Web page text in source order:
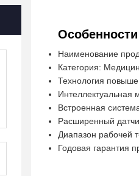
Наименование
Категория:
Технология
Встроенная
Расширенный
Диапазон рабочей
Годовая гарантия